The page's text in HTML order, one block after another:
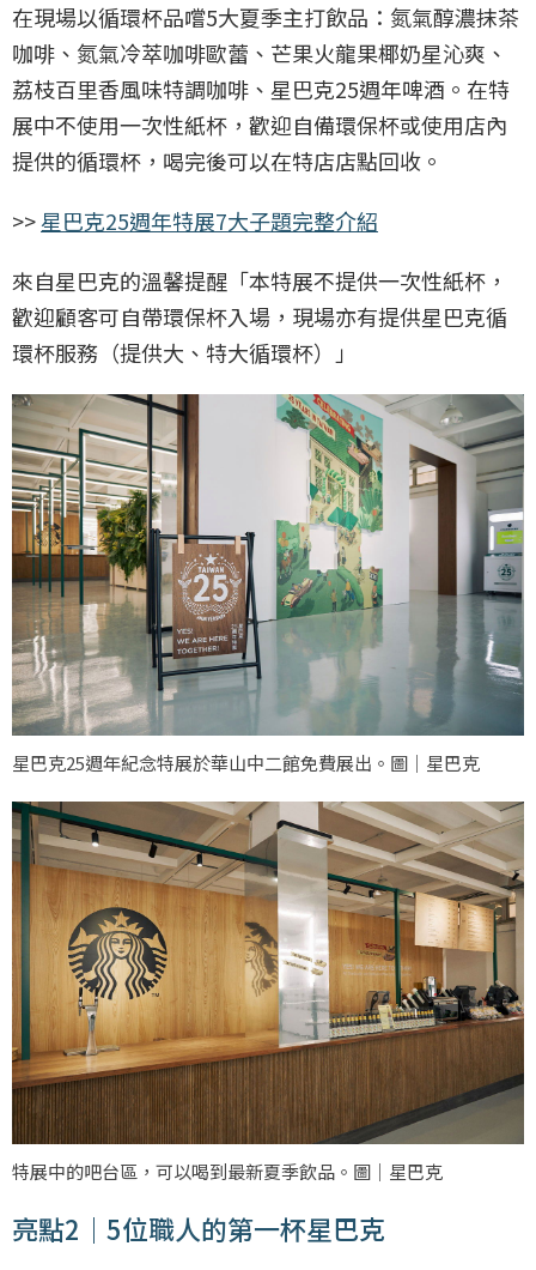
在現場以循環杯品嚐5大夏季主打飲品：氮氣醇濃抹茶
咖啡、氮氣冷萃咖啡歐蕾、芒果火龍果椰奶星沁爽、
荔枝百里香風味特調咖啡、星巴克25週年啤酒。在特
展中不使用一次性紙杯，歡迎自備環保杯或使用店內
提供的循環杯，喝完後可以在特店店點回收。
>>星巴克25週年特展7大子題完整介紹
來自星巴克的溫馨提醒「本特展不提供一次性紙杯，
歡迎顧客可自帶環保杯入場，現場亦有提供星巴克循
環杯服務（提供大、特大循環杯）」
星巴克25週年紀念特展於華山中二館免費展出。圖｜星巴克
特展中的吧台區，可以喝到最新夏季飲品。圖｜星巴克
亮點2｜5位職人的第一杯星巴克